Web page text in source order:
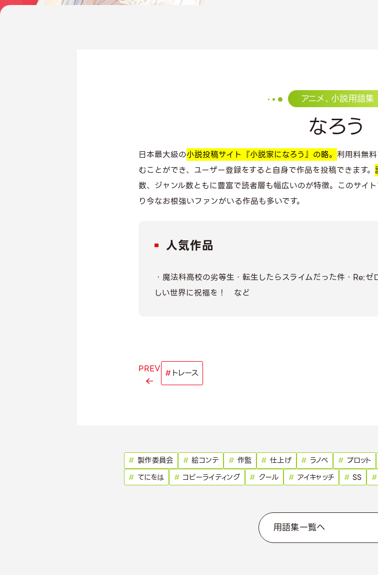
アニメ、小説用語集
なろう
日本最大級の小説投稿サイト『小説家になろう』の略。 利用料無
むことができ、ユーザー登録をすると自身で作品を投稿できます。
数、ジャンル数ともに豊富で読者層も幅広いのが特徴。このサ
り今なお根強いファンがいる作品も多いです。
人気作品
・魔法科高校の劣等生・転生したらスライムだった件・Re:
しい世界に祝福を！ など
PREV #トレース
# 製作委員会 # 絵コンテ # 作監 # 仕上げ # ラノベ # プロット
# てにをは # コピーライティング # クール # アイキャッチ # SS #
用語集一覧へ